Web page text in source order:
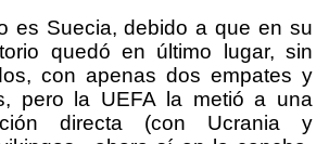
es Suecia, debido a que en su
quedó en último lugar, sin
con apenas dos empates y
pero la UEFA la metió a una
directa (con Ucrania y